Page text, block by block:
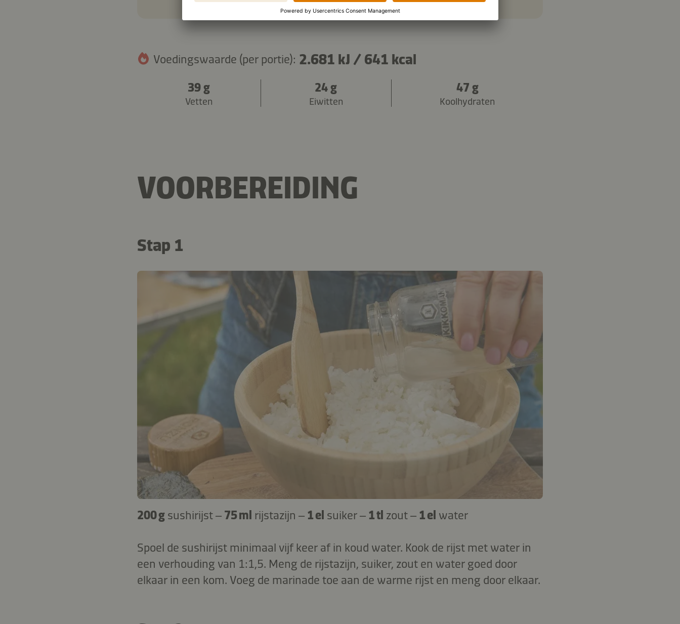
Voedingswaarde (per portie): 2.681 kJ / 641 kcal
39 g
Vetten
24 g
Eiwitten
47 g
Koolhydraten
VOORBEREIDING
Stap 1
200 g sushirijst – 75 ml rijstazijn – 1 el suiker – 1 tl zout – 1 el water
Spoel de sushirijst minimaal vijf keer af in koud water. Kook de rijst met water in
een verhouding van 1:1,5. Meng de rijstazijn, suiker, zout en water goed door
elkaar in een kom. Voeg de marinade toe aan de warme rijst en meng door elkaar.